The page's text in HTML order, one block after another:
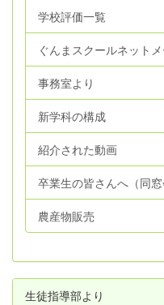
学校評価一覧
ぐんまスクールネット
事務室より
新学科の構成
紹介された動画
卒業生の皆さんへ（同窓
農産物販売
生徒指導部より